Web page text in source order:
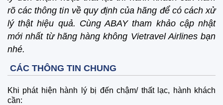
rõ các thông tin về quy định của hãng để có cách xử
lý thật hiệu quả. Cùng ABAY tham khảo cập nhật
mới nhất từ hãng hàng không Vietravel Airlines bạn
nhé.
CÁC THÔNG TIN CHUNG
Khi phát hiện hành lý bị đến chậm/ thất lạc, hành khách
cần: